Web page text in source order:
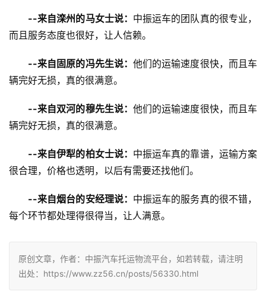
--来自滦州的马女士说： 中振运车的团队真的很专业，
而且服务态度也很好，让人信赖。
--来自固原的冯先生说： 他们的运输速度很快，而且车
辆完好无损，真的很满意。
--来自双河的穆先生说： 他们的运输速度很快，而且车
辆完好无损，真的很满意。
--来自伊犁的柏女士说： 中振运车真的靠谱，运输方案
很合理，价格也透明，以后有需要还找他们。
--来自烟台的安经理说： 中振运车的服务真的很不错，
每个环节都处理得很得当，让人满意。
原创文章，作者：中振汽车托运物流平台，如若转载，请注明
出处：https://www.zz56.cn/posts/56330.html